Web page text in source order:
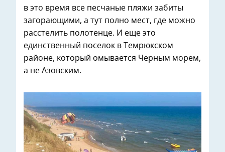
в это время все песчаные пляжи забиты
загорающими, а тут полно мест, где можно
расстелить полотенце. И еще это
единственный поселок в Темрюкском
районе, который омывается Черным морем,
а не Азовским.